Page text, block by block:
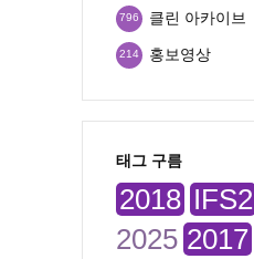
클린 아카이브
796
홍보영상
214
태그 구름
2018 IFS2
2025 2017